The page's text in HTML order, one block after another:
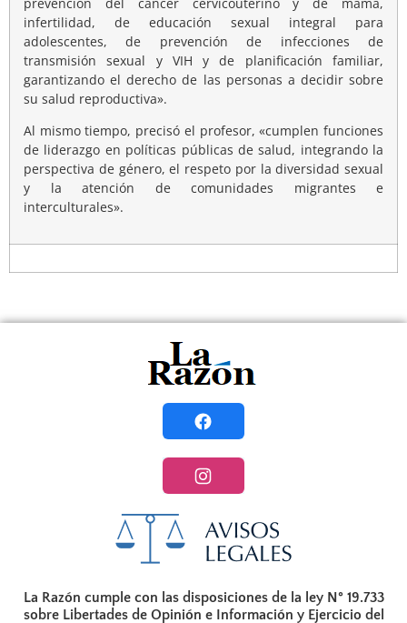
infertilidad, de educación sexual integral para
adolescentes, de prevención de infecciones de
transmisión sexual y VIH y de planificación familiar,
garantizando el derecho de las personas a decidir sobre
su salud reproductiva».
Al mismo tiempo, precisó el profesor, «cumplen funciones
de liderazgo en políticas públicas de salud, integrando la
perspectiva de género, el respeto por la diversidad sexual
y la atención de comunidades migrantes e
interculturales».
La Razón cumple con las disposiciones de la ley N° 19.733
sobre Libertades de Opinión e Información y Ejercicio del